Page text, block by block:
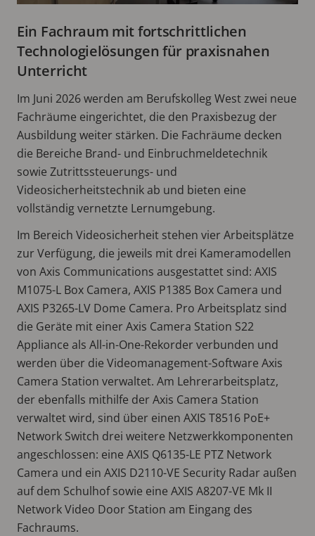
Ein Fachraum mit fortschrittlichen
Technologielösungen für praxisnahen
Unterricht
Im Juni 2026 werden am Berufskolleg West zwei neue
Fachräume eingerichtet, die den Praxisbezug der
Ausbildung weiter stärken. Die Fachräume decken
die Bereiche Brand- und Einbruchmeldetechnik
sowie Zutrittssteuerungs- und
Videosicherheitstechnik ab und bieten eine
vollständig vernetzte Lernumgebung.
Im Bereich Videosicherheit stehen vier Arbeitsplätze
zur Verfügung, die jeweils mit drei Kameramodellen
von Axis Communications ausgestattet sind: AXIS
M1075-L Box Camera, AXIS P1385 Box Camera und
AXIS P3265-LV Dome Camera. Pro Arbeitsplatz sind
die Geräte mit einer Axis Camera Station S22
Appliance als All-in-One-Rekorder verbunden und
werden über die Videomanagement-Software Axis
Camera Station verwaltet. Am Lehrerarbeitsplatz,
der ebenfalls mithilfe der Axis Camera Station
verwaltet wird, sind über einen AXIS T8516 PoE+
Network Switch drei weitere Netzwerkkomponenten
angeschlossen: eine AXIS Q6135-LE PTZ Network
Camera und ein AXIS D2110-VE Security Radar außen
auf dem Schulhof sowie eine AXIS A8207-VE Mk II
Network Video Door Station am Eingang des
Fachraums.